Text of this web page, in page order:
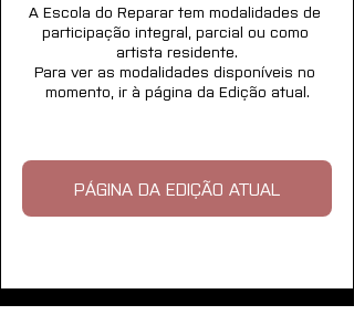
A Escola do Reparar tem modalidades de
participação integral, parcial ou como
artista residente.
Para ver as modalidades disponíveis no
momento, ir à página da Edição atual.
PÁGINA DA EDIÇÃO ATUAL